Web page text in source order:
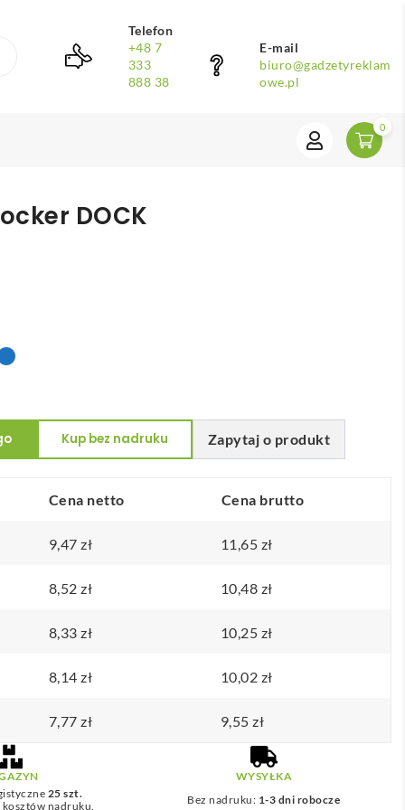
Telefon
+48 7
333
888 38
E-mail
biuro@gadzetyreklam
owe.pl
0
DOCK
Zapytaj o produkt
Kup bez nadruku
Cena netto Cena brutto
9,47zł 11,65 zł
8,52zł 10,48 zł
8,33zł 10,25 zł
8,14zł 10,02 zł
7,77zł 9,55zł
25 szt.
nadruku.
WYSYŁKA
Bez nadruku: 1-3 dni robocze